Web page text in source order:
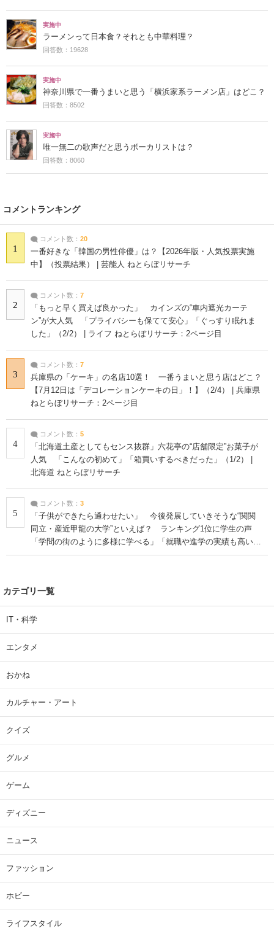
実施中
ラーメンって日本食？それとも中華料理？
回答数：19628
実施中
神奈川県で一番うまいと思う「横浜家系ラーメン店」はどこ？
回答数：8502
実施中
唯一無二の歌声だと思うボーカリストは？
回答数：8060
コメントランキング
1
コメント数： 20
一番好きな「韓国の男性俳優」は？【2026年版・人気投票実施
中】（投票結果） | 芸能人 ねとらぼリサーチ
2
コメント数： 7
「もっと早く買えば良かった」 カインズの“車内遮光カーテ
ン”が大人気 「プライバシーも保てて安心」「ぐっすり眠れま
した」（2/2） | ライフ ねとらぼリサーチ：2ページ目
3
コメント数： 7
兵庫県の「ケーキ」の名店10選！ 一番うまいと思う店はどこ？
【7月12日は「デコレーションケーキの日」！】（2/4） | 兵庫県
ねとらぼリサーチ：2ページ目
4
コメント数： 5
「北海道土産としてもセンス抜群」六花亭の“店舗限定”お菓子が
人気 「こんなの初めて」「箱買いするべきだった」（1/2） |
北海道 ねとらぼリサーチ
5
コメント数： 3
「子供ができたら通わせたい」 今後発展していきそうな“関関
同立・産近甲龍の大学”といえば？ ランキング1位に学生の声
「学問の街のように多様に学べる」「就職や進学の実績も高い」
| 大学 ねとらぼリサーチ
カテゴリ一覧
IT・科学
エンタメ
おかね
カルチャー・アート
クイズ
グルメ
ゲーム
ディズニー
ニュース
ファッション
ホビー
ライフスタイル